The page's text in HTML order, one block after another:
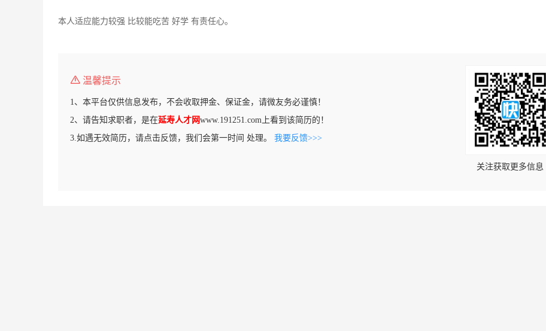
本人适应能力较强 比较能吃苦 好学 有责任心。
温馨提示
1、本平台仅供信息发布，不会收取押金、保证金，请微友务必谨慎！
2、请告知求职者，是在延寿人才网www.191251.com上看到该简历的！
3.如遇无效简历，请点击反馈，我们会第一时间 处理。 我要反馈>>>
关注获取更多信息